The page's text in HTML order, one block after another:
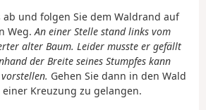
ab und folgen Sie dem Waldrand auf
Weg. An einer Stelle stand links vom
alter Baum. Leider musste er gefällt
der Breite seines Stumpfes kann
Gehen Sie dann in den Wald
Kreuzung zu gelangen.